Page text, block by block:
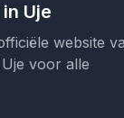
Uje
website
voor alle